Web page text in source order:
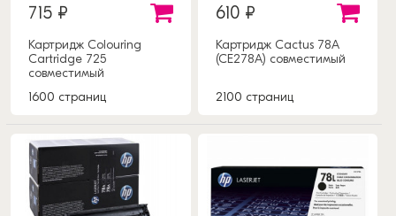
715 ₽
Картридж Colouring
Cartridge 725
совместимый
1600 страниц
610 ₽
Картридж Cactus 78A
(CE278A) совместимый
2100 страниц